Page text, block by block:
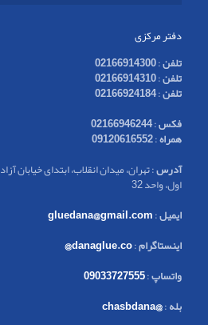
دفتر مرکزی
تلفن:
02166914300
تلفن:
02166914310
تلفن:
02166924184
فکس:
02166946244
همراه:
09120616552
آدرس
اول، واحد 32
ایمیل:
gluedana@gmail.com
اینستاگرام:
danaglue.co@
واتساپ:
09033727555
بله:
@chasbdana